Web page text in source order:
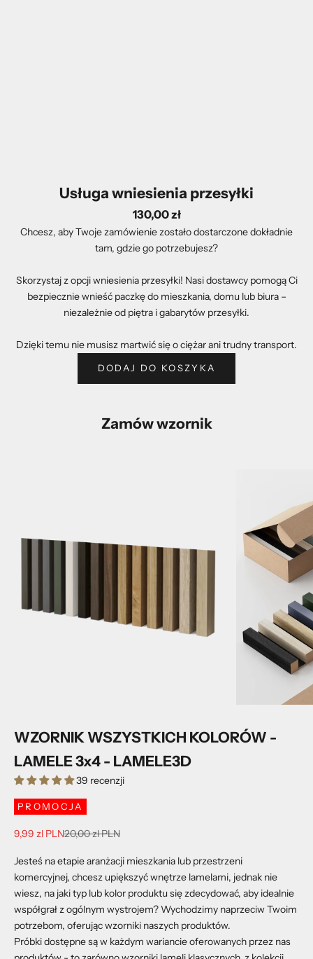
Usługa wniesienia przesyłki
130,00 zł
Chcesz, aby Twoje zamówienie zostało dostarczone dokładnie
tam, gdzie go potrzebujesz?
Skorzystaj z opcji wniesienia przesyłki! Nasi dostawcy pomogą Ci
bezpiecznie wnieść paczkę do mieszkania, domu lub biura –
niezależnie od piętra i gabarytów przesyłki.
Dzięki temu nie musisz martwić się o ciężar ani trudny transport.
DODAJ DO KOSZYKA
Zamów wzornik
WZORNIK WSZYSTKICH KOLORÓW -
LAMELE 3x4 - LAMELE3D
39 recenzji
PROMOCJA
Cena promocyjna
9,99 zl PLNCena regularna
20,00 zl PLN
Jesteś na etapie aranżacji mieszkania lub przestrzeni
komercyjnej, chcesz upiększyć wnętrze lamelami, jednak nie
wiesz, na jaki typ lub kolor produktu się zdecydować, aby idealnie
współgrał z ogólnym wystrojem? Wychodzimy naprzeciw Twoim
potrzebom, oferując wzorniki naszych produktów.
Próbki dostępne są w każdym wariancie oferowanych przez nas